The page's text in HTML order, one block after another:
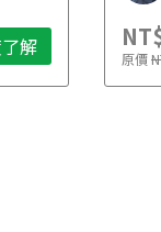
解 原價